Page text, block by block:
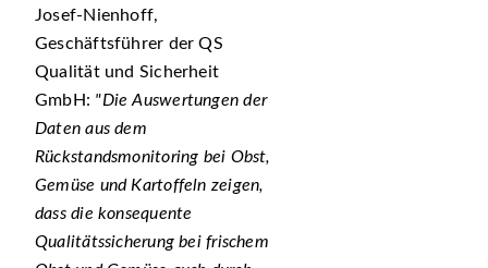
Josef-Nienhoff,
Geschäftsführer der QS
Qualität und Sicherheit
GmbH:
Die Auswertungen der
Daten aus dem
Rückstandsmonitoring bei Obst,
Gemüse und Kartoffeln zeigen,
dass die konsequente
Qualitätssicherung bei frischem